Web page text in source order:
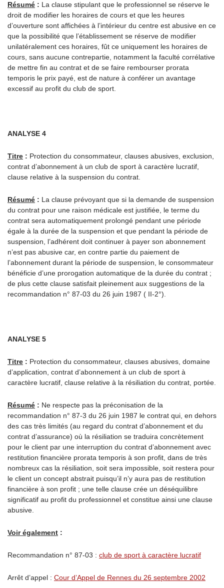
Résumé : La clause stipulant que le professionnel se réserve le
droit de modifier les horaires de cours et que les heures
d’ouverture sont affichées à l’intérieur du centre est abusive en ce
que la possibilité que l’établissement se réserve de modifier
unilatéralement ces horaires, fût ce uniquement les horaires de
cours, sans aucune contrepartie, notamment la faculté corrélative
de mettre fin au contrat et de se faire rembourser prorata
temporis le prix payé, est de nature à conférer un avantage
excessif au profit du club de sport.
ANALYSE 4
Titre : Protection du consommateur, clauses abusives, exclusion,
contrat d’abonnement à un club de sport à caractère lucratif,
clause relative à la suspension du contrat.
Résumé : La clause prévoyant que si la demande de suspension
du contrat pour une raison médicale est justifiée, le terme du
contrat sera automatiquement prolongé pendant une période
égale à la durée de la suspension et que pendant la période de
suspension, l’adhérent doit continuer à payer son abonnement
n’est pas abusive car, en contre partie du paiement de
l’abonnement durant la période de suspension, le consommateur
bénéficie d’une prorogation automatique de la durée du contrat ;
de plus cette clause satisfait pleinement aux suggestions de la
recommandation n° 87-03 du 26 juin 1987 ( II-2°).
ANALYSE 5
Titre : Protection du consommateur, clauses abusives, domaine
d’application, contrat d’abonnement à un club de sport à
caractère lucratif, clause relative à la résiliation du contrat, portée.
Résumé : Ne respecte pas la préconisation de la
recommandation n° 87-3 du 26 juin 1987 le contrat qui, en dehors
des cas très limités (au regard du contrat d’abonnement et du
contrat d’assurance) où la résiliation se traduira concrètement
pour le client par une interruption du contrat d’abonnement avec
restitution financière prorata temporis à son profit, dans de très
nombreux cas la résiliation, soit sera impossible, soit restera pour
le client un concept abstrait puisqu’il n’y aura pas de restitution
financière à son profit ; une telle clause crée un déséquilibre
significatif au profit du professionnel et constitue ainsi une clause
abusive.
Voir également :
Recommandation n° 87-03 : club de sport à caractère lucratif
Arrêt d’appel : Cour d’Appel de Rennes du 26 septembre 2002